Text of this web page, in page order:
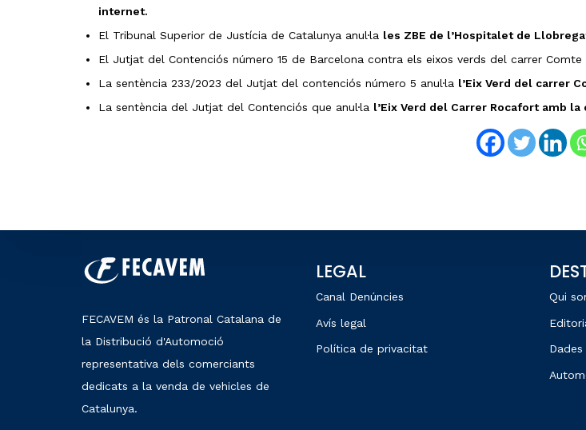
internet.
El Tribunal Superior de Justícia de Catalunya anul·la les ZBE de l’Hospitalet de
El Jutjat del Contenciós número 15 de Barcelona contra els eixos verds del carrer Comte
La sentència 233/2023 del Jutjat del contenciós número 5 anul·la l’Eix Verd del carrer
La sentència del Jutjat del Contenciós que anul·la l’Eix Verd del Carrer Rocafort amb
FECAVEM és la Patronal Catalana de
la Distribució d'Automoció
representativa dels comerciants
dedicats a la venda de vehicles de
Catalunya.
LEGAL
Canal Denúncies
Avís legal
Política de privacitat
Qui